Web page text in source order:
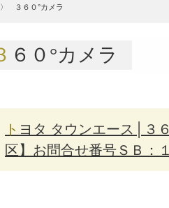
〉 ３６０°カメラ
３６０°カメラ
トヨタ タウンエース│３６０°アラウンドシステムの取付【世田谷
区】お問合せ番号ＳＢ：